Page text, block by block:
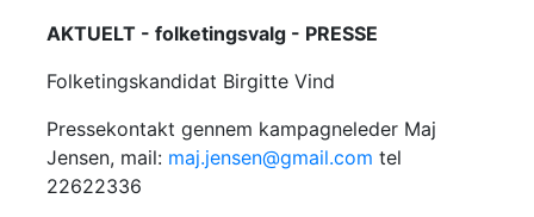
AKTUELT - folketingsvalg - PRESSE
Folketingskandidat Birgitte Vind
Pressekontakt gennem kampagneleder Maj
Jensen, mail: maj.jensen@gmail.com tel
22622336